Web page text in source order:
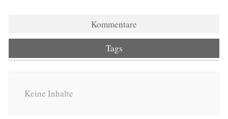
Kommentare
Tags
Keine Inhalte